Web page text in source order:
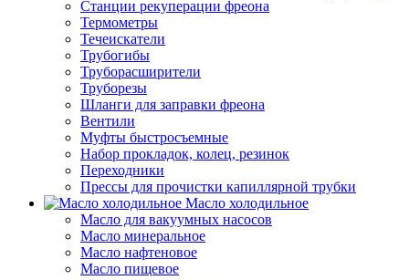
Станции рекуперации фреона
Термометры
Течеискатели
Трубогибы
Труборасширители
Труборезы
Шланги для заправки фреона
Вентили
Муфты быстросъемные
Набор прокладок, колец, резинок
Переходники
Прессы для прочистки капиллярной трубки
Масло холодильное
Масло для вакуумных насосов
Масло минеральное
Масло нафтеновое
Масло пищевое